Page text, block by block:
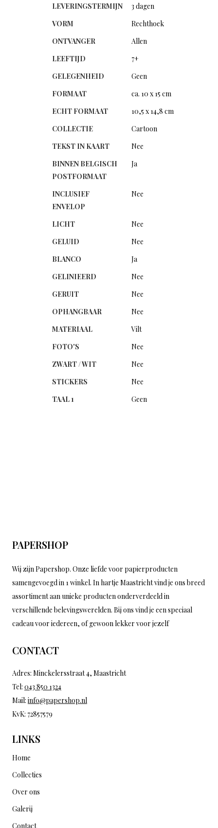
LEVERINGSTERMIJN
3 dagen
VORM
Rechthoek
ONTVANGER
Allen
LEEFTIJD
7+
GELEGENHEID
Geen
FORMAAT
ca. 10 x 15 cm
ECHT FORMAAT
10,5 x 14,8 cm
COLLECTIE
Cartoon
TEKST IN KAART
Nee
BINNEN BELGISCH
POSTFORMAAT
Ja
INCLUSIEF
ENVELOP
Nee
LICHT
Nee
GELUID
Nee
BLANCO
Ja
GELINIEERD
Nee
GERUIT
Nee
OPHANGBAAR
Nee
MATERIAAL
Vilt
FOTO'S
Nee
ZWART / WIT
Nee
STICKERS
Nee
TAAL 1
Geen
PAPERSHOP
Wij zijn Papershop. Onze liefde voor papierproducten
samengevoegd in 1 winkel. In hartje Maastricht vind je ons breed
assortiment aan unieke producten onderverdeeld in
verschillende belevingswerelden. Bij ons vind je een speciaal
cadeau voor iedereen, of gewoon lekker voor jezelf
CONTACT
Adres: Minckelersstraat 4, Maastricht
Tel: 043 850 1324
Mail: info@papershop.nl
KvK: 72857579
LINKS
Home
Collecties
Over ons
Galerij
Contact